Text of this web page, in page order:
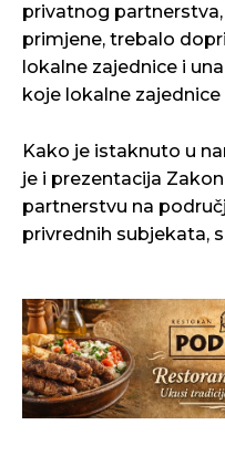
privatnog
primjene, trebalo
lokalne zajednice i
koje lokalne
Kako je istaknuto u
je i prezentacija
partnerstvu na
privrednih subjekata,